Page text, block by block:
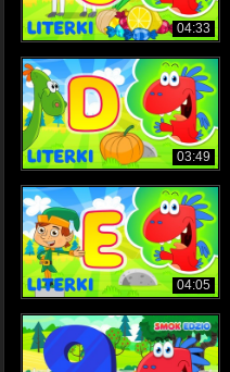
04:33
03:49
04:05